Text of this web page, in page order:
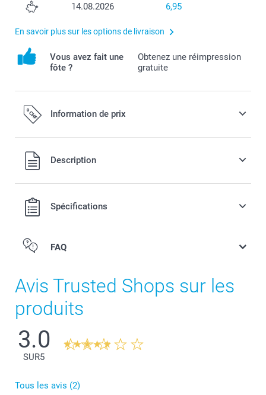
14.08.2026 6,95
En savoir plus sur les options de livraison
Vous avez fait une
fôte ?
Obtenez une réimpression
gratuite
Information de prix
Tous les prix sont en francs suisses (CHF), TVA incluse et
hors frais de port.
Description
Spécifications
FAQ
Avis Trusted Shops sur les
produits
3.0
SUR5
Tous les avis (2)